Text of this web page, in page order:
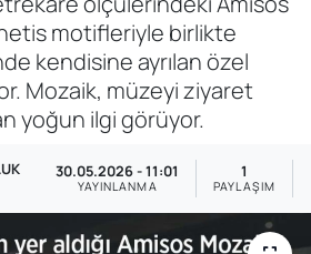
motifleriyle birlikte
kendisine ayrılan özel
Mozaik, müzeyi ziyaret
yoğun ilgi görüyor.
30.05.2026 - 11:01
YAYINLANMA
1
PAYLAŞIM